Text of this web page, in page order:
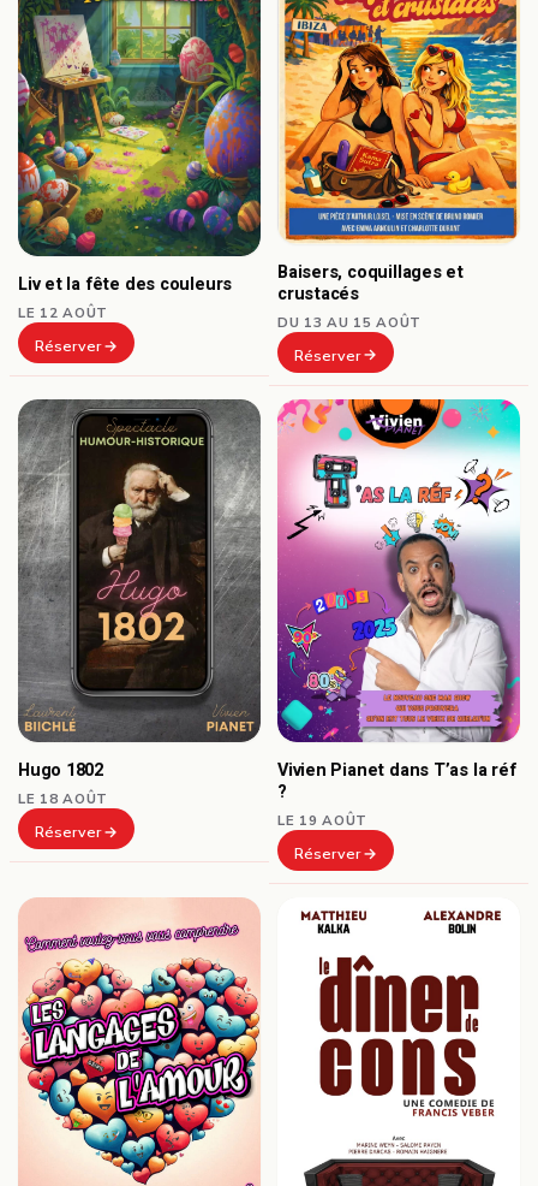
Liv et la fête des couleurs
LE 12 AOÛT
Réserver
Baisers, coquillages et
crustacés
DU 13 AU 15 AOÛT
Réserver
Hugo 1802
LE 18 AOÛT
Réserver
Vivien Pianet dans T’as la réf
?
LE 19 AOÛT
Réserver